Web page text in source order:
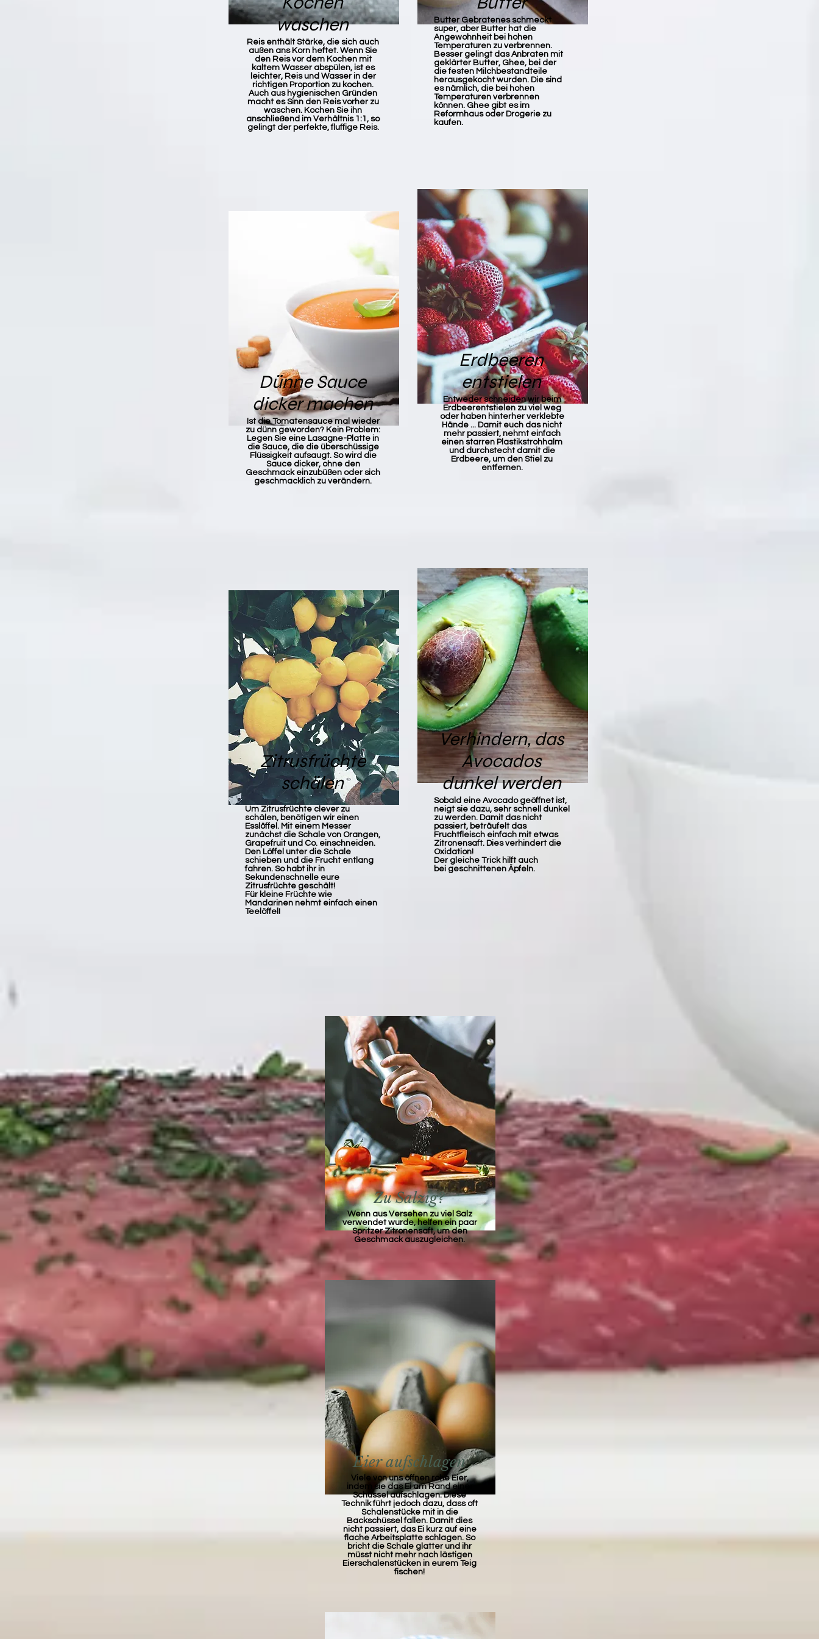
waschen
Reis enthält Stärke, die sich auch
außen ans Korn heftet. Wenn Sie
den Reis vor dem Kochen mit
kaltem Wasser abspülen, ist es
leichter, Reis und Wasser in der
richtigen Proportion zu kochen.
Auch aus hygienischen Gründen
macht es Sinn den Reis vorher zu
waschen. Kochen Sie ihn
anschließend im Verhältnis 1:1, so
gelingt der perfekte, fluffige Reis.
Dünne Sauce
dicker machen
Ist die Tomatensauce mal wieder
zu dünn geworden? Kein Problem:
Legen Sie eine Lasagne-Platte in
die Sauce, die die überschüssige
Flüssigkeit aufsaugt. So wird die
Sauce dicker, ohne den
Geschmack einzubüßen oder sich
geschmacklich zu verändern.
Zitrusfrüchte
schälen
Um Zitrusfrüchte clever zu
schälen, benötigen wir einen
Esslöffel. Mit einem Messer
zunächst die Schale von Orangen,
Grapefruit und Co. einschneiden.
Den Löffel unter die Schale
schieben und die Frucht entlang
fahren. So habt ihr in
Sekundenschnelle eure
Zitrusfrüchte geschält!
Für kleine Früchte wie
Mandarinen nehmt einfach einen
Teelöffel!
Butter Gebratenes schmeckt
super, aber Butter hat die
Angewohnheit bei hohen
Temperaturen zu verbrennen.
Besser gelingt das Anbraten mit
geklärter Butter, Ghee, bei der
die festen Milchbestandteile
herausgekocht wurden. Die sind
es nämlich, die bei hohen
Temperaturen verbrennen
können. Ghee gibt es im
Reformhaus oder Drogerie zu
kaufen.
Erdbeeren
entstielen
Entweder schneiden wir beim
Erdbeerentstielen zu viel weg
oder haben hinterher verklebte
Hände ... Damit euch das nicht
mehr passiert, nehmt einfach
einen starren Plastikstrohhalm
und durchstecht damit die
Erdbeere, um den Stiel zu
entfernen.
Verhindern, das
Avocados
dunkel werden
Sobald eine Avocado geöffnet ist,
neigt sie dazu, sehr schnell dunkel
zu werden. Damit das nicht
passiert, beträufelt das
Fruchtfleisch einfach mit etwas
Zitronensaft. Dies verhindert die
Oxidation!
Der gleiche Trick hilft auch
bei geschnittenen Äpfeln.
Zu Salzig?
Wenn aus Versehen zu viel Salz
verwendet wurde, helfen ein paar
Spritzer Zitronensaft, um den
Geschmack auszugleichen.
Eier aufschlagen
Viele von uns öffnen rohe Eier,
indem sie das Ei am Rand einer
Schüssel aufschlagen. Diese
Technik führt jedoch dazu, dass oft
Schalenstücke mit in die
Backschüssel fallen. Damit dies
nicht passiert, das Ei kurz auf eine
flache Arbeitsplatte schlagen. So
bricht die Schale glatter und ihr
müsst nicht mehr nach lästigen
Eierschalenstücken in eurem Teig
fischen!